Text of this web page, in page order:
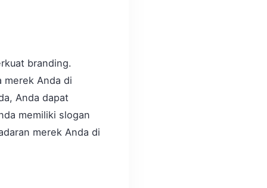
branding.
merek Anda di
Anda dapat
memiliki slogan
merek Anda di